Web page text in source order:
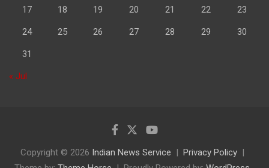
17 18 19 20 21 22 23
24 25 26 27 28 29 30
31
« Jul
Copyright © 2026 Indian News Service
Privacy Policy